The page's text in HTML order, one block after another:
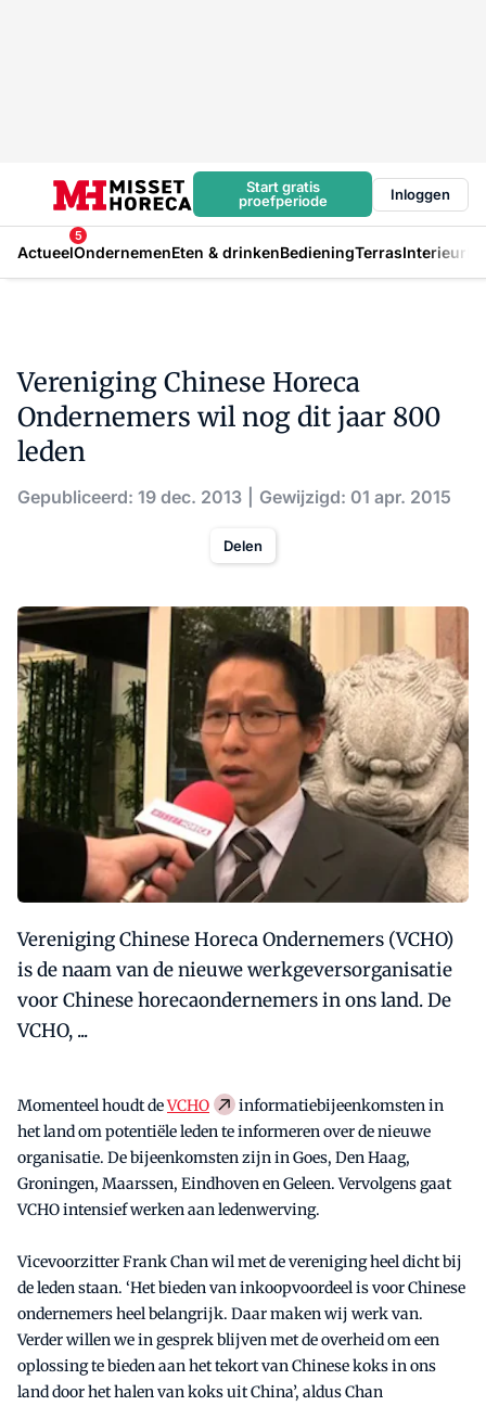
Start gratis
proefperiode
Inloggen
Actueel
5
OndernemenEten & drinkenBedieningTerrasInterieur
Vereniging Chinese Horeca
Ondernemers wil nog dit jaar 800
leden
Gepubliceerd: 19 dec. 2013 Gewijzigd: 01 apr. 2015
Delen
Vereniging Chinese Horeca Ondernemers (VCHO)
is de naam van de nieuwe werkgeversorganisatie
voor Chinese horecaondernemers in ons land. De
VCHO, ...
Momenteel houdt deVCHO
informatiebijeenkomsten in
het land om potentiële leden te informeren over de nieuwe
organisatie. De bijeenkomsten zijn in Goes, Den Haag,
Groningen, Maarssen, Eindhoven en Geleen. Vervolgens gaat
VCHO intensief werken aan ledenwerving.
Vicevoorzitter Frank Chan wil met de vereniging heel dicht bij
de leden staan. ‘Het bieden van inkoopvoordeel is voor Chinese
ondernemers heel belangrijk. Daar maken wij werk van.
Verder willen we in gesprek blijven met de overheid om een
oplossing te bieden aan het tekort van Chinese koks in ons
land door het halen van koks uit China’, aldus Chan